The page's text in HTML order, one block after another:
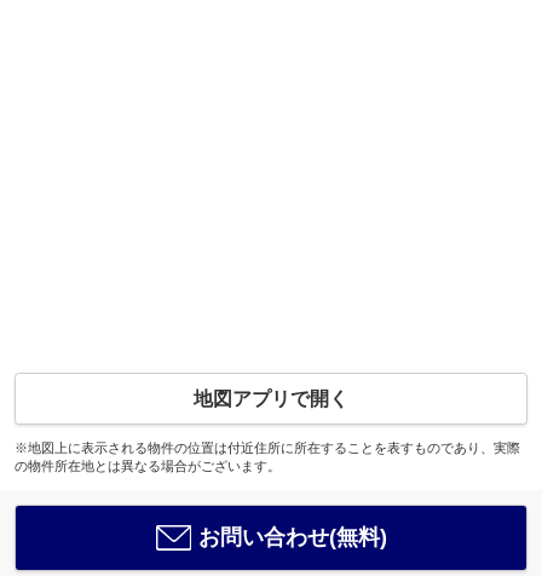
地図アプリで開く
※地図上に表示される物件の位置は付近住所に所在することを表すものであり、実際
の物件所在地とは異なる場合がございます。
お問い合わせ(無料)